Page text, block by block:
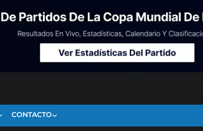
CONTACTO